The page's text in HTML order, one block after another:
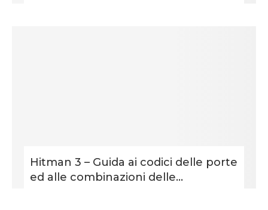
Hitman 3 – Guida ai codici delle porte
ed alle combinazioni delle...